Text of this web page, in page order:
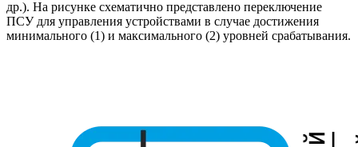
др.). На рисунке схематично представлено переключение
ПСУ для управления устройствами в случае достижения
минимального (1) и максимального (2) уровней срабатывания.